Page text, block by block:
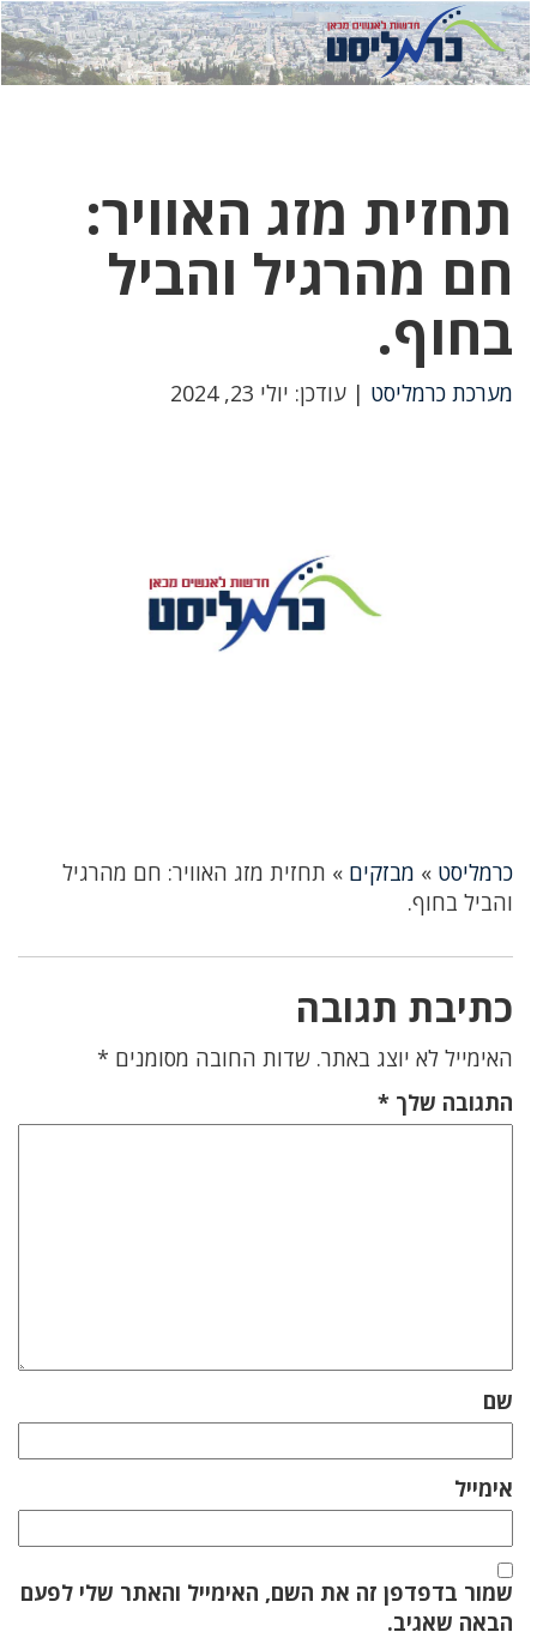
לחץ
כאן
לחץ
כדי
תחזית מזג האוויר:
חם מהרגיל והביל
בחוף.
מערכת כרמליסט | עודכן: יולי 23, 2024
כרמליסט » מבזקים » תחזית מזג האוויר: חם מהרגיל
והביל בחוף.
כתיבת תגובה
האימייל לא יוצג באתר. שדות החובה מסומנים *
התגובה שלך *
שם
אימייל
שמור בדפדפן זה את השם, האימייל והאתר שלי לפעם
הבאה שאגיב.